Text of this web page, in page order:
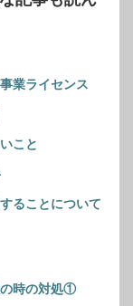
業ライセンス
こと
ることについて
の時の対処①